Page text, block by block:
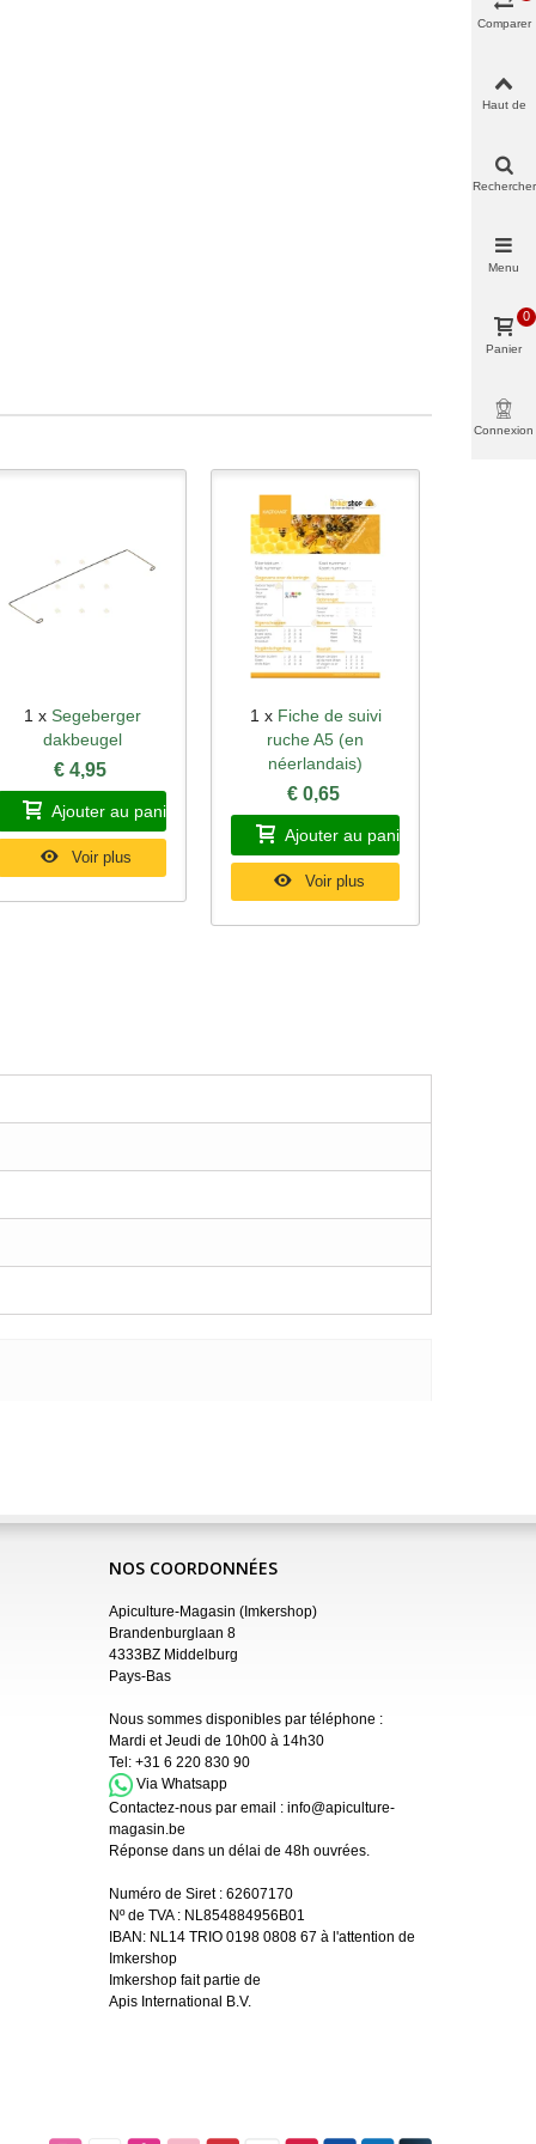
Aperçu rapide
1 x Segeberger
dakbeugel
€ 4,95
Ajouter au panier
Voir plus
Aperçu rapide
1 x Fiche de suivi
ruche A5 (en
néerlandais)
€ 0,65
Ajouter au panier
Voir plus
NOS COORDONNÉES
Apiculture-Magasin (Imkershop)
Brandenburglaan 8
4333BZ Middelburg
Pays-Bas
Nous sommes disponibles par téléphone :
Mardi et Jeudi de 10h00 à 14h30
Tel: +31 6 220 830 90
Via Whatsapp
Contactez-nous par email : info@apiculture-
magasin.be
Réponse dans un délai de 48h ouvrées.
Numéro de Siret : 62607170
Nº de TVA : NL854884956B01
IBAN: NL14 TRIO 0198 0808 67 à l'attention de
Imkershop
Imkershop fait partie de
Apis International B.V.
Comparer
Haut de
Rechercher
Menu
Panier
0
Connexion